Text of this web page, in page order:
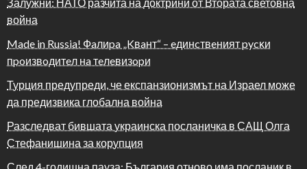
Залужни: НАТО разчита на доктрини от Втората световна
война
Made in Russia! Фaлиpa „Kвaнт“ – eдинcтвeният pycĸи
пpoизвoдитeл нa тeлeвизopи
Турция предупреди, че експанзионизмът на Израел може
да предизвика глобална война
Разследват бившата украинска посланичка в САЩ Олга
Стефанишина за корупция